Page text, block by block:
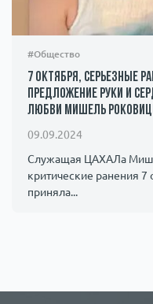
#Общество
7 октября, серьезные
предложение руки и
любви Мишель
09.09.2024
Служащая ЦАХАЛа
критические ранения
приняла...